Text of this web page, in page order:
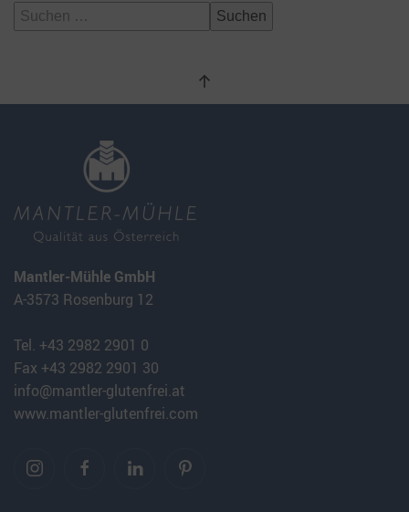
Suchen
nach:
Mantler-Mühle GmbH
A-3573 Rosenburg 12
Tel. +43 2982 2901 0
Fax +43 2982 2901 30
info@mantler-glutenfrei.at
www.mantler-glutenfrei.com